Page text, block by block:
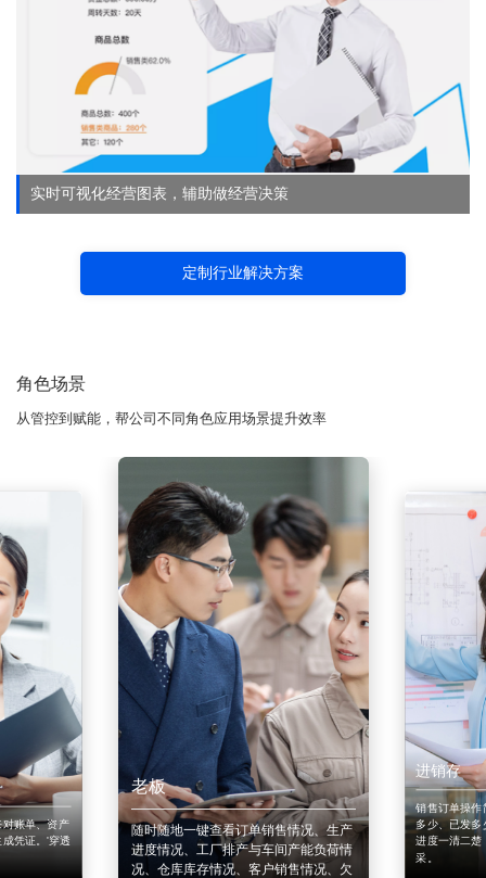
实时可视化经营图表，辅助做经营决策
定制行业解决方案
角色场景
从管控到赋能，帮公司不同角色应用场景提升效率
账单、资产
凭证。'穿透
老板
随时随地一键查看订单销售情况、生产
进度情况、工厂排产与车间产能负荷情
况、仓库库存情况、客户销售情况、欠
进销存
销售订单操作
多少、已发多
进度一清二楚
采。